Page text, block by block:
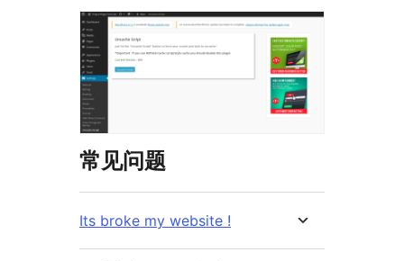
常见问题
Its broke my website !